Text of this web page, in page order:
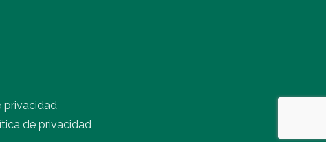
privacidad
de privacidad